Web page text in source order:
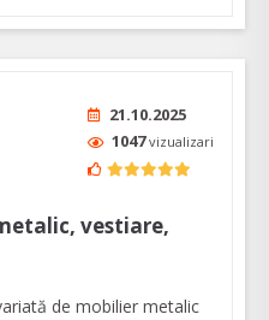
21.10.2025
1047vizualizari
vestiare,
de mobilier metalic